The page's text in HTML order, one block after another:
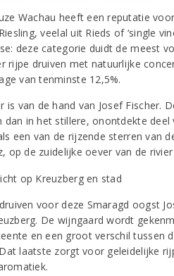
Wachau heeft een reputatie
veelal uit Rieds of ‘single
deze categorie duidt de meest
rijpe druiven met natuurlijke
van tenminste 12,5%.
is van de hand van Josef Fischer.
dan in het stillere, onontdekte deel
een van de rijzende sterren van
op de zuidelijke oever van de
voor deze Smaragd oogst
De wijngaard wordt
en een groot verschil tussen
laatste zorgt voor geleidelijke